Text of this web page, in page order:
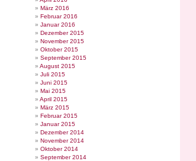
März 2016
Februar 2016
Januar 2016
Dezember 2015
November 2015
Oktober 2015
September 2015
August 2015
Juli 2015
Juni 2015
Mai 2015
April 2015
März 2015
Februar 2015
Januar 2015
Dezember 2014
November 2014
Oktober 2014
September 2014